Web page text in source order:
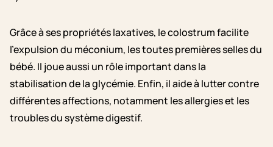
Grâce à ses propriétés laxatives, le colostrum facilite
l’expulsion du méconium, les toutes premières selles du
bébé. Il joue aussi un rôle important dans la
stabilisation de la glycémie. Enfin, il aide à lutter contre
différentes affections, notamment les allergies et les
troubles du système digestif.